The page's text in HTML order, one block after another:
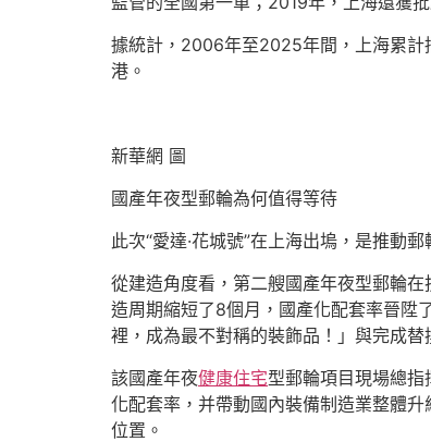
據統計，2006年至2025年間，上海累計
港。
新華網 圖
國產年夜型郵輪為何值得等待
此次“愛達·花城號”在上海出塢，是推動
從建造角度看，第二艘國產年夜型郵輪
造周期縮短了8個月，國產化配套率晉陞
裡，成為最不對稱的裝飾品！」與完成
該國產年夜健康住宅型郵輪項目現場總
化配套率，并帶動國內裝備制造業整體升
位置。